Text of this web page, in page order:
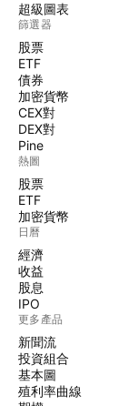
超級圖表
篩選器
股票
ETF
債券
加密貨幣
CEX對
DEX對
Pine
熱圖
股票
ETF
加密貨幣
日曆
經濟
收益
股息
IPO
更多產品
新聞流
投資組合
基本圖
殖利率曲線